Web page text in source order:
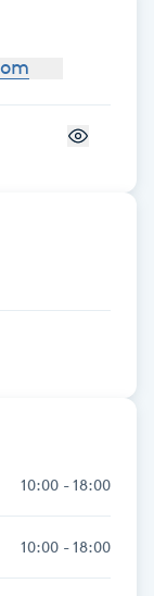
10:00 - 18:00
10:00 - 18:00